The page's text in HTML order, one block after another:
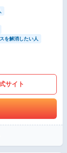
を解消したい人
サイト